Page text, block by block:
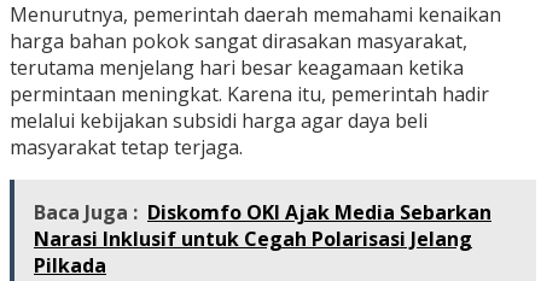
Menurutnya, pemerintah daerah memahami kenaikan
harga bahan pokok sangat dirasakan masyarakat,
terutama menjelang hari besar keagamaan ketika
permintaan meningkat. Karena itu, pemerintah hadir
melalui kebijakan subsidi harga agar daya beli
masyarakat tetap terjaga.
Baca Juga : Diskomfo OKI Ajak Media Sebarkan
Narasi Inklusif untuk Cegah Polarisasi Jelang
Pilkada